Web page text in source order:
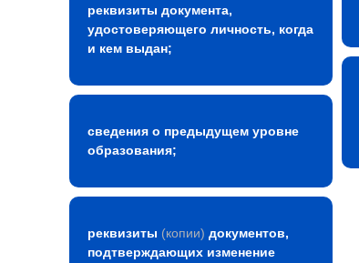
реквизиты документа,
удостоверяющего личность, когда
и кем выдан;
сведения о предыдущем уровне
образования;
реквизиты (копии) документов,
подтверждающих изменение